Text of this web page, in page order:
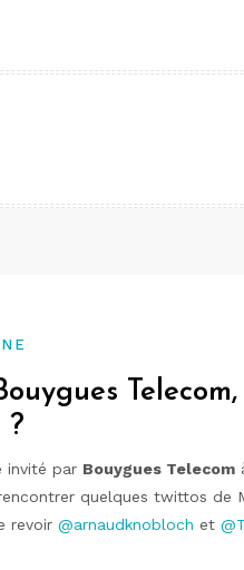
?
invité par Bouygues Telecom
rencontrer quelques twittos de
revoir @arnaudknobloch et